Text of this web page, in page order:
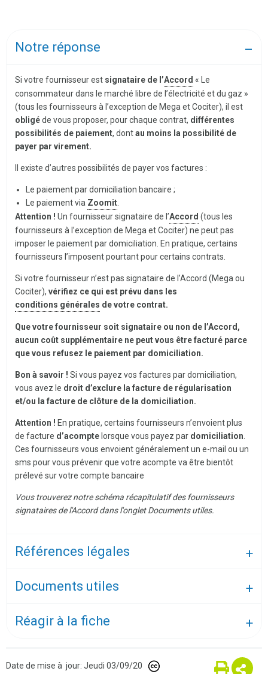
Notre réponse
Si votre fournisseur est signataire de l’Accord « Le
consommateur dans le marché libre de l’électricité et du gaz »
(tous les fournisseurs à l’exception de Mega et Cociter), il est
obligéde vous proposer, pour chaque contrat, différentes
possibilités de paiement, dontau moins la possibilité de
payer par virement.
Il existe d’autres possibilités de payer vos factures :
Le paiement par domiciliation bancaire ;
Le paiement via Zoomit.
Attention ! Un fournisseur signataire de l’Accord (tous les
fournisseurs à l’exception de Mega et Cociter) ne peut pas
imposer le paiement par domiciliation. En pratique, certains
fournisseurs l’imposent pourtant pour certains contrats.
Si votre fournisseur n’est pas signataire de l’Accord (Mega ou
Cociter), vérifiez ce qui est prévu dans les
conditions générales de votre contrat.
Que votre fournisseur soit signataire ou non de l’Accord,
aucun coût supplémentaire ne peut vous être facturé parce
que vous refusez le paiement par domiciliation.
Bon à savoir ! Si vous payez vos factures par domiciliation,
vous avez le droit d’exclure la facture de régularisation
et/ou la facture de clôture de la domiciliation.
Attention ! En pratique, certains fournisseurs n’envoient plus
de facture d’acompte lorsque vous payez par domiciliation
Ces fournisseurs vous envoient généralement un e-mail ou un
sms pour vous prévenir que votre acompte va être bientôt
prélevé sur votre compte bancaire
Vous trouverez notre schéma récapitulatif des fournisseurs
signataires de l'Accord dans l'onglet Documents utiles.
Références légales
Documents utiles
Réagir à la fiche
Date de mise à jour: Jeudi 03/09/20